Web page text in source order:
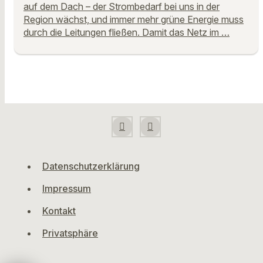
auf dem Dach – der Strombedarf bei uns in der
Region wächst, und immer mehr grüne Energie muss
durch die Leitungen fließen. Damit das Netz im …
Datenschutzerklärung
Impressum
Kontakt
Privatsphäre